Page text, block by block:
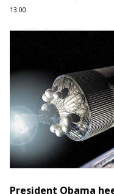
13:00
President Obama